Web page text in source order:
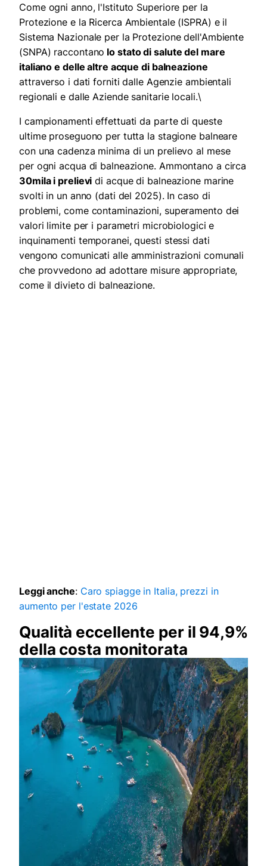
Come ogni anno, l'Istituto Superiore per la
Protezione e la Ricerca Ambientale (ISPRA) e il
Sistema Nazionale per la Protezione dell'Ambiente
(SNPA) raccontano lo stato di salute del mare
italiano e delle altre acque di balneazione
attraverso i dati forniti dalle Agenzie ambientali
regionali e dalle Aziende sanitarie locali.\
I campionamenti effettuati da parte di queste
ultime proseguono per tutta la stagione balneare
con una cadenza minima di un prelievo al mese
per ogni acqua di balneazione. Ammontano a circa
30mila i prelievi di acque di balneazione marine
svolti in un anno (dati del 2025). In caso di
problemi, come contaminazioni, superamento dei
valori limite per i parametri microbiologici e
inquinamenti temporanei, questi stessi dati
vengono comunicati alle amministrazioni comunali
che provvedono ad adottare misure appropriate,
come il divieto di balneazione.
Leggi anche: Caro spiagge in Italia, prezzi in
aumento per l'estate 2026
Qualità eccellente per il 94,9%
della costa monitorata